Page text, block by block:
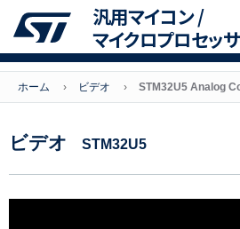
汎用マイコン /
マイクロプロセッサ
ホーム ビデオ STM32U5 Analog
ビデオ STM32U5